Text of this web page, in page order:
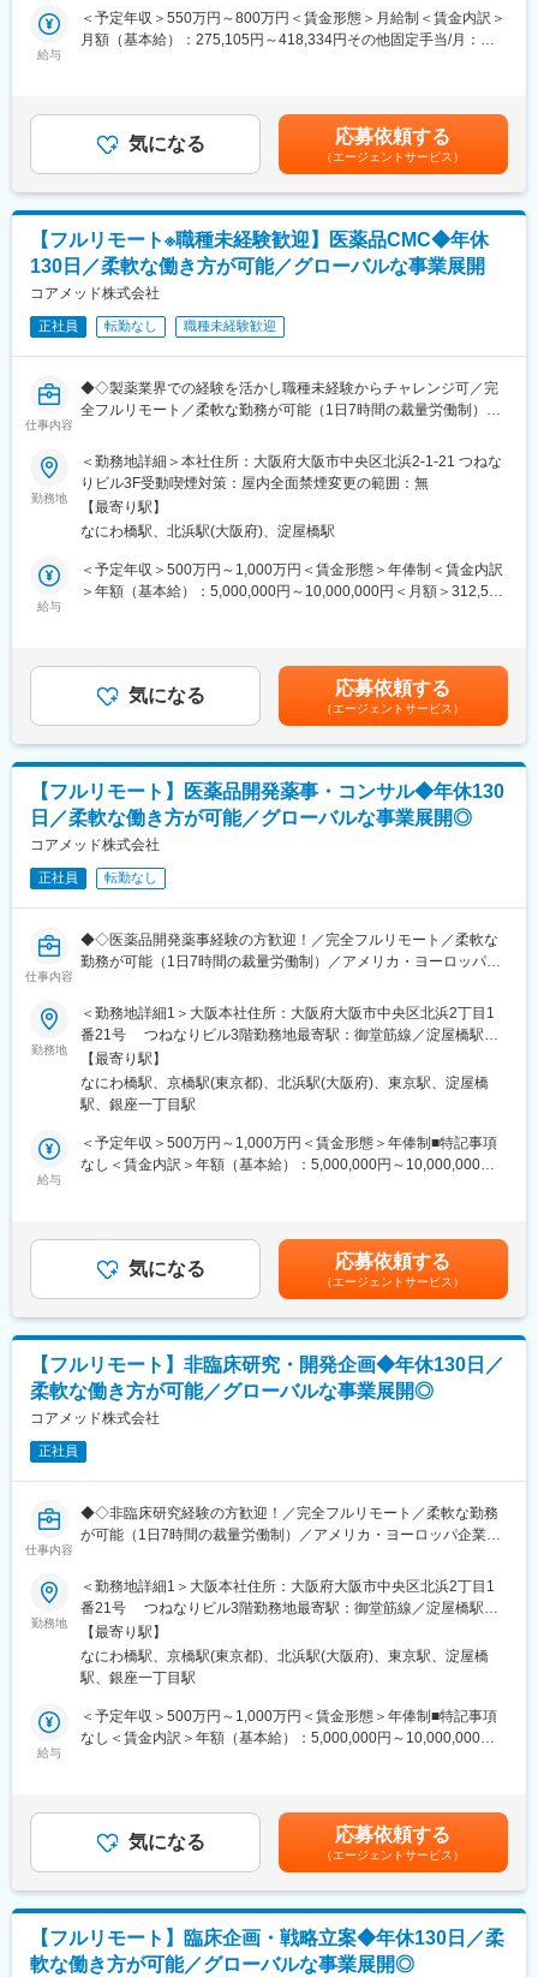
◎2006年に医療機器商社として創業した当社は、主に美容整形・
美容外科で利用される美容機器の卸販売・賃貸・メンテナンスを
◎2011年に医療コンサルティング会社と合併し、2012年10月よ
り医療に特化したコンサルティングを主軸とした事業を展開して
います。
◎クリニックでは、当社の受付スタッフやカウンセラーが実務面
も積極的にコンサルティング事業を展開する予定です。
シェアの拡大を目指す
・販売目標を達成させるために卸との協業を推進する
践する
韓国セルトリオングループは、韓国株式市場KOSPIに上市してい
るバイオ医薬品を開発・製造する企業の中で、常に時価総額が
Top5のバイオ医薬品の開発及び製造技術に注力しているグループ
です。
当社は、セルトリオングループで開発及び製造しているバイオシ
ミラー＊を含めたバイオ医薬品を日本で販売するため、セルトリ
オングループの日本法人として2014年に設立され、現在、4製品
を販売しており、今後もパイプラインを拡大していきます。
きながら、会社・個人共に成長して行くメンバーを今回募集致し
ます。
＊バイオシミラー：先行バイオ医薬品と同等/同質の品質、安全性
品。
セルトリオンは、抗体医薬品のバイオシミラーを世界規模で研究
開発から臨床試験、規制関連業務、製造、流通まで、バイオ医薬
品事業の全プロセスに対応するワンストップソリューションを提
供することで、世界中の患者様にバイオ医薬品の新しい治療の選
択肢をお届けしています。
変更の範囲：会社の定める業務
給与
＜予定年収＞550万円～800万円＜賃金形態＞月給制＜賃金内訳＞
月額（基本給）：275,105円～418,334円その他固定手当/月：
残業手当＞有＜給与補足＞※年収は経験に応じて決定します。年収
には営業手当を含みます。※固定残業代は、時間外労働の有無に関
わらず40時間分が付きます。※別途営業日当支給（2,000円/日）賃
金はあくまでも目安の金額であり、選考を通じて上下する可能性
があります。月給(月額)は固定手当を含めた表記です。
気になる 応募依頼する
（エージェントサービス）
【フルリモート※職種未経験歓迎】医薬品CMC◆年休
130日／柔軟な働き方が可能／グローバルな事業展開
コアメッド株式会社
正社員 転勤なし 職種未経験歓迎
仕事内容
◆◇製薬業界での経験を活かし職種未経験からチャレンジ可／完
全フルリモート／柔軟な勤務が可能（1日7時間の裁量労働制）／
戦略のコンサルティング会社◆◇
■仕事内容：
医薬品開発におけるCMC領域を中心に、コンサルティングおよび
各種申請資料の作成業務をお任せします。
新薬承認に関わる品質・製造・試験に関する戦略立案から資料作
成までを担っていただきます。
る資料の整備・評価・助言・企画の設定
・製造方法/試験方法に関する資料の評価・助言
・安定性試験に関する資料の評価・助言
・外国製造業者認定、原薬等登録等
※クライアントは欧米製薬会社または外資系製薬会社がほとんどで
す。
※プロジェクトは一人で行うのではなく、現社員と共に分担し業務
にあたっていただきます。
■教育体制：
通常医薬品メーカー出身が会員である関西医薬協会に、当社は会
員として登録しています。業界関連のセミナーにも参加すること
プデートできる環境です。
■働き方：
◎完全在宅勤務のため、拠点（東京・大阪）の近くにお住まいで
なくてもご就業いただけます。
場合、お子様の通院やご都合に合わせて業務時間を調整できま
す。
・会議や打ち合わせで必要な時は大阪・東京等へ出張（宿泊も伴
います）が発生します。
※国内出張の頻度は1~3回/年です。（海外出張はほとんどありませ
ん。）
■組織構成：
CMC担当11名（2名男性、9名女性）
30代～40代で構成されています。
お子様がおられる社員が多く、在宅勤務のため子育てしながらキ
研究所での経験、CMC薬事の経験者が多いです。
勤務地
＜勤務地詳細＞本社住所：大阪府大阪市中央区北浜2-1-21 つねな
りビル3F受動喫煙対策：屋内全面禁煙変更の範囲：無
【最寄り駅】
なにわ橋駅、北浜駅(大阪府)、淀屋橋駅
給与
＜予定年収＞500万円～1,000万円＜賃金形態＞年俸制＜賃金内訳
＞年額（基本給）：5,000,000円～10,000,000円＜月額＞312,500
平均で夏2ヶ月分、冬2ヶ月分）賃金はあくまでも目安の金額であ
り、選考を通じて上下する可能性があります。月給(月額)は固定手
当を含めた表記です。
気になる 応募依頼する
（エージェントサービス）
【フルリモート】医薬品開発薬事・コンサル◆年休130
日／柔軟な働き方が可能／グローバルな事業展開◎
コアメッド株式会社
正社員 転勤なし
仕事内容
◆◇医薬品開発薬事経験の方歓迎！／完全フルリモート／柔軟な
勤務が可能（1日7時間の裁量労働制）／アメリカ・ヨーロッパ企
会社◆◇
■業務内容：
医薬品開発における薬事戦略の立案・評価・助言を中心としたコ
ンサルティング業務をお任せします。承認取得に向けた最適な戦
略を設計する上流ポジションです。
・クライアントの基本戦略を踏まえた薬事戦略の立案
・三極規制当局との事前相談を含むリエゾン業務および規制動向
の調査・分析・アドバイス
・新薬ライセンス導入時のデューデリジェンス対応
■業務の特徴：
・プロジェクトは個人で完結させるのではなく、社内メンバーと
連携しながら分担して推進しています。
・国内外の規制当局と関わりながら、国際基準での薬事戦略に携
われる環境です。
■教育体制：
通常医薬品メーカー出身が会員である関西医薬協会に、当社は会
員として登録しています。業界関連のセミナーにも参加すること
プデートできる環境です。
■働き方：
◎完全在宅勤務のため、拠点（東京・大阪）の近くにお住まいで
なくてもご就業いただけます。
場合、お子様の通院やご都合に合わせて業務時間を調整できま
す。
・会議や打ち合わせで必要な時は大阪・東京等へ出張（宿泊も伴
います）が発生します。
※国内出張の頻度は1~3回/年です。（海外出張の可能性も一部ござ
います）
■ワークライフバランス：
勤務地
＜勤務地詳細1＞大阪本社住所：大阪府大阪市中央区北浜2丁目1
番21号 つねなりビル3階勤務地最寄駅：御堂筋線／淀屋橋駅受
動喫煙対策：屋内全面禁煙＜勤務地詳細2＞東京支社住所：東京都
千代田区丸の内1-11-1 パシフィックセンチュリープレイス丸の内
13階 受動喫煙対策：屋内全面禁煙変更の範囲：無
【最寄り駅】
なにわ橋駅、京橋駅(東京都)、北浜駅(大阪府)、東京駅、淀屋橋
駅、銀座一丁目駅
給与
＜予定年収＞500万円～1,000万円＜賃金形態＞年俸制■特記事項
なし＜賃金内訳＞年額（基本給）：5,000,000円～10,000,000円
額であり、選考を通じて上下する可能性があります。月給(月額)は
固定手当を含めた表記です。
気になる 応募依頼する
（エージェントサービス）
【フルリモート】非臨床研究・開発企画◆年休130日／
柔軟な働き方が可能／グローバルな事業展開◎
コアメッド株式会社
正社員
仕事内容
◆◇非臨床研究経験の方歓迎！／完全フルリモート／柔軟な勤務
が可能（1日7時間の裁量労働制）／アメリカ・ヨーロッパ企業と
◆◇
■仕事内容：
承認申請・取得に向けた非（前）臨床開発戦略の構築・評価・分
析・助言を中心としたコンサルティング業務をお任せします。
開発初期段階から関与し、医薬品開発の方向性を左右する戦略立
案に携わる上流ポジションです。
・評価分析および各フェーズにおけるガイダンス相談用報告書の
作成
・治験相談および申請前相談に向けた戦略構築・資料作成・助言
■業務の特徴：
・プロジェクトは個人単独ではなく、社内メンバーと協働しなが
ら分担して推進しています。
勤務地
＜勤務地詳細1＞大阪本社住所：大阪府大阪市中央区北浜2丁目1
番21号 つねなりビル3階勤務地最寄駅：御堂筋線／淀屋橋駅受
動喫煙対策：屋内全面禁煙＜勤務地詳細2＞東京支社住所：東京都
千代田区丸の内1-11-1 パシフィックセンチュリープレイス丸の内
13階 受動喫煙対策：屋内全面禁煙変更の範囲：無
【最寄り駅】
なにわ橋駅、京橋駅(東京都)、北浜駅(大阪府)、東京駅、淀屋橋
駅、銀座一丁目駅
給与
＜予定年収＞500万円～1,000万円＜賃金形態＞年俸制■特記事項
なし＜賃金内訳＞年額（基本給）：5,000,000円～10,000,000円
安の金額であり、選考を通じて上下する可能性があります。月給
(月額)は固定手当を含めた表記です。
気になる 応募依頼する
（エージェントサービス）
【フルリモート】臨床企画・戦略立案◆年休130日／柔
軟な働き方が可能／グローバルな事業展開◎